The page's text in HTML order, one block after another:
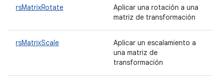
rsMatrixRotate
Aplicar una rotación a una
matriz de transformación
rsMatrixScale
Aplicar un escalamiento a
una matriz de
transformación